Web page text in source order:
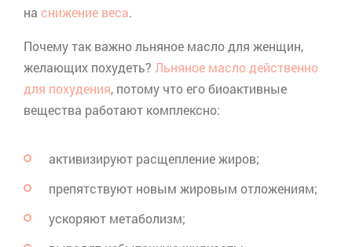
на снижение веса.
Почему так важно льняное масло для женщин,
желающих похудеть? Льняное масло действенно
для похудения, потому что егобиоактивные
вещества работают комплексно:
активизируют расщепление жиров;
препятствуют новым жировым отложениям;
ускоряют метаболизм;